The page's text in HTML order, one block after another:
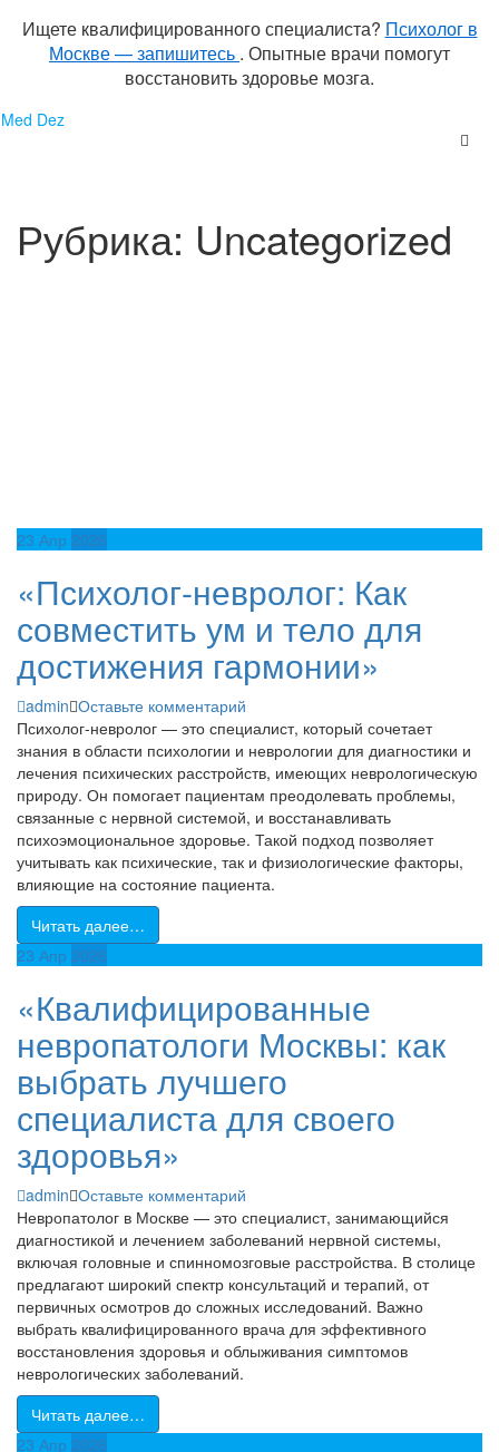
Ищете квалифицированного специалиста? Психолог в
Москве — запишитесь . Опытные врачи помогут
восстановить здоровье мозга.
Перейти
Med Dez
Рубрика: Uncategorized
23 Апр 2026
«Психолог-невролог: Как
совместить ум и тело для
достижения гармонии»
admin Оставьте комментарий
Психолог-невролог — это специалист, который сочетает
знания в области психологии и неврологии для диагностики и
лечения психических расстройств, имеющих неврологическую
природу. Он помогает пациентам преодолевать проблемы,
связанные с нервной системой, и восстанавливать
психоэмоциональное здоровье. Такой подход позволяет
учитывать как психические, так и физиологические факторы,
влияющие на состояние пациента.
Читать далее…
23 Апр 2026
«Квалифицированные
невропатологи Москвы: как
выбрать лучшего
специалиста для своего
здоровья»
admin Оставьте комментарий
Невропатолог в Москве — это специалист, занимающийся
диагностикой и лечением заболеваний нервной системы,
включая головные и спинномозговые расстройства. В столице
предлагают широкий спектр консультаций и терапий, от
первичных осмотров до сложных исследований. Важно
выбрать квалифицированного врача для эффективного
восстановления здоровья и облыживания симптомов
неврологических заболеваний.
Читать далее…
23 Апр 2026